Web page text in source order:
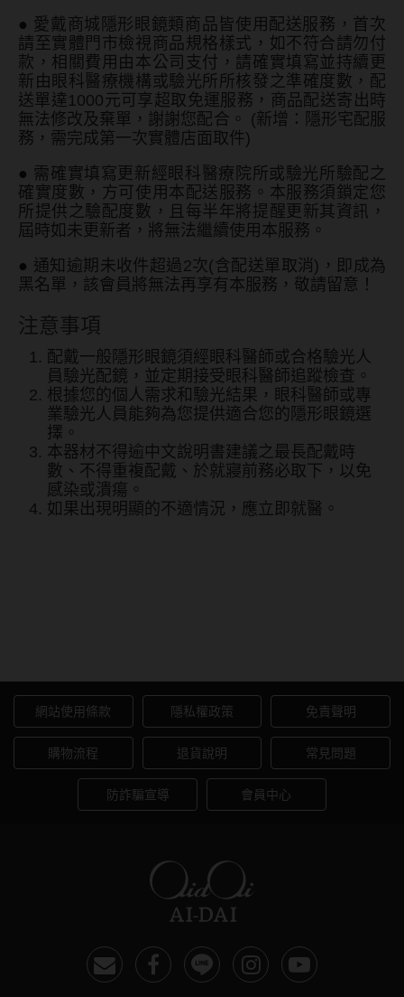
● 愛戴商城隱形眼鏡類商品皆使用配送服務，首次
請至實體門市檢視商品規格樣式，如不符合請勿付
款，相關費用由本公司支付，請確實填寫並持續更
新由眼科醫療機構或驗光所所核發之準確度數，配
送單達1000元可享超取免運服務，商品配送寄出時
無法修改及棄單，謝謝您配合。 (新增：隱形宅配服
務，需完成第一次實體店面取件)
● 需確實填寫更新經眼科醫療院所或驗光所驗配之
確實度數，方可使用本配送服務。本服務須鎖定您
所提供之驗配度數，且每半年將提醒更新其資訊，
屆時如未更新者，將無法繼續使用本服務。
● 通知逾期未收件超過2次(含配送單取消)，即成為
黑名單，該會員將無法再享有本服務，敬請留意！
注意事項
配戴一般隱形眼鏡須經眼科醫師或合格驗光人
員驗光配鏡，並定期接受眼科醫師追蹤檢查。
根據您的個人需求和驗光結果，眼科醫師或專
業驗光人員能夠為您提供適合您的隱形眼鏡選
擇。
本器材不得逾中文說明書建議之最長配戴時
數、不得重複配戴、於就寢前務必取下，以免
感染或潰瘍。
如果出現明顯的不適情況，應立即就醫。
網站使用條款 隱私權政策 免責聲明
購物流程 退貨說明 常見問題
防詐騙宣導 會員中心